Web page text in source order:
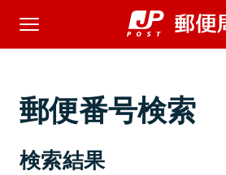
郵便番号検索
検索結果